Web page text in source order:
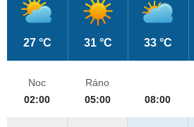
27 °C 31 °C 33 °C
Noc
02:00
Ráno
05:00
08:00